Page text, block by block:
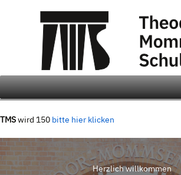
TMSwird 150 bitte hier klicken
Herzlich willkommen